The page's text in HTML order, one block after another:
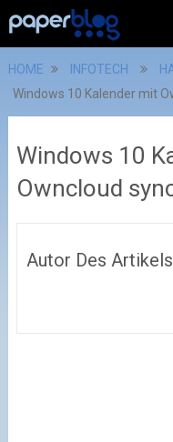
HOME INFOTECH
Windows 10 Kalender mit
Windows 10
Owncloud
Autor Des